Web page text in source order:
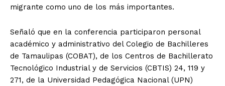
migrante como uno de los más importantes.
Señaló que en la conferencia participaron personal
académico y administrativo del Colegio de Bachilleres
de Tamaulipas (COBAT), de los Centros de Bachillerato
Tecnológico Industrial y de Servicios (CBTIS) 24, 119 y
271, de la Universidad Pedagógica Nacional (UPN)